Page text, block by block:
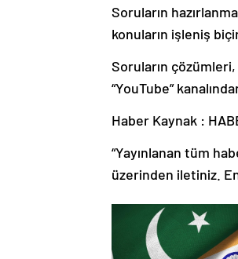
Soruların
konuların işleniş
Soruların
“YouTube”
Haber Kaynak :
“Yayınlanan tüm
üzerinden iletiniz.